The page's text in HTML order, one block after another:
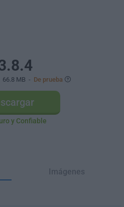
66.8 MB - De prueba
y Confiable
Imágenes